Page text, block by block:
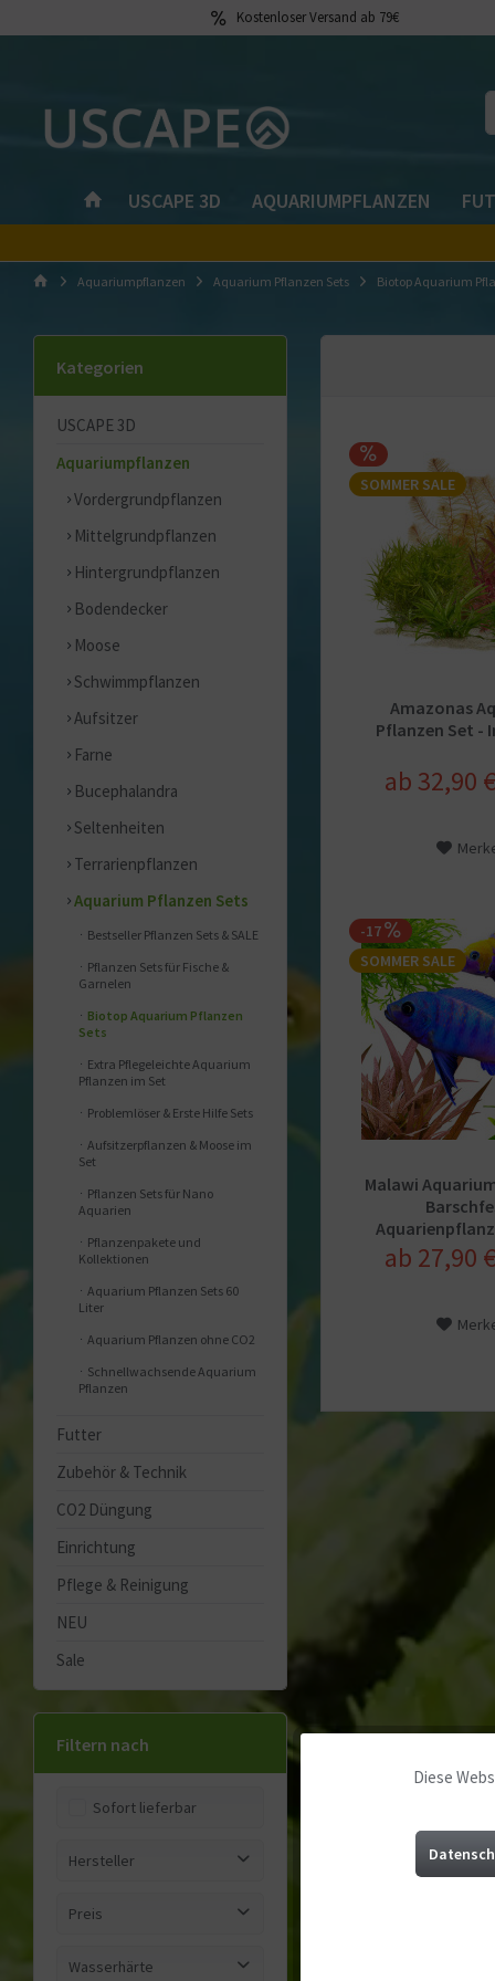
Kostenloser Versand ab 79€
USCAPE 3D AQUARIUMPFLANZEN
Aquariumpflanzen Aquarium Pflanzen Sets Biotop Aquarium
Kategorien
USCAPE 3D
Aquariumpflanzen
Vordergrundpflanzen
Mittelgrundpflanzen
Hintergrundpflanzen
Bodendecker
Moose
Schwimmpflanzen
Aufsitzer
Farne
Bucephalandra
Seltenheiten
Terrarienpflanzen
Aquarium Pflanzen Sets
Bestseller Pflanzen Sets & SALE
Pflanzen Sets für Fische &
Garnelen
Biotop Aquarium Pflanzen
Sets
Extra Pflegeleichte Aquarium
Pflanzen im Set
Problemlöser & Erste Hilfe Sets
Aufsitzerpflanzen & Moose im
Set
Pflanzen Sets für Nano
Aquarien
Pflanzenpakete und
Kollektionen
Aquarium Pflanzen Sets 60
Liter
Aquarium Pflanzen ohne CO2
Schnellwachsende Aquarium
Pflanzen
Futter
Zubehör & Technik
CO2 Düngung
Einrichtung
Pflege & Reinigung
NEU
Sale
Filtern nach
Sofort lieferbar
Hersteller
USCAPE Plant Sets
Preis
Wasserhärte
SOMMER SALE
Amazonas
Pflanzen Set -
ab 32,90
-17
SOMMER SALE
Malawi
ab 27,90
Funktionale
Marketing
Diese